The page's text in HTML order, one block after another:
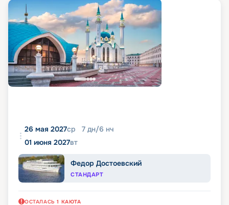
26 мая 2027ср 7 дн/6 нч
01 июня 2027вт
Федор Достоевский
СТАНДАРТ
ОСТАЛАСЬ 1 КАЮТА